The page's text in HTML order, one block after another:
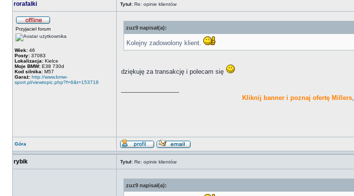
rorafalki Tytuł: Re: opinie klientów
Przyjaciel forum
Wiek: 46
Posty: 37083
Lokalizacja: Kielce
Moje BMW: E38 730d
Kod silnika: M57
Garaż: http://www.bmw-
sport.pl/viewtopic.php?f=6&t=153718
zuz9 napisał(a):
Kolejny zadowolony klient.
dziękuję za transakcję i polecam się
Kliknij banner i poznaj ofertę Millers,
Góra
rybik Tytuł: Re: opinie klientów
zuz9 napisał(a):